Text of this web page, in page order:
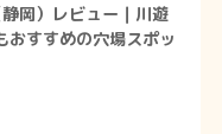
岡）レビュー｜川遊
おすすめの穴場スポッ